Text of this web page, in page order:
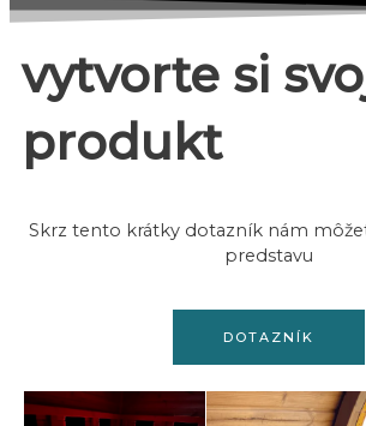
vytvorte si
produkt
Skrz tento krátky dotazník nám
predstavu
DOTAZNÍK